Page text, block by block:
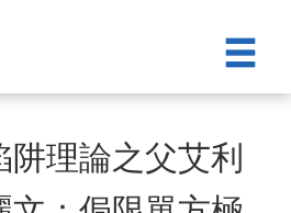
理論之父艾利